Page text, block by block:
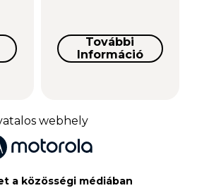
További
Információ
webhely
a közösségi médiában